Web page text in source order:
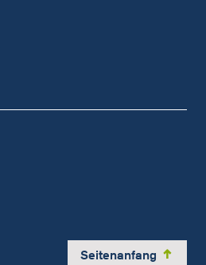
Seitenanfang y